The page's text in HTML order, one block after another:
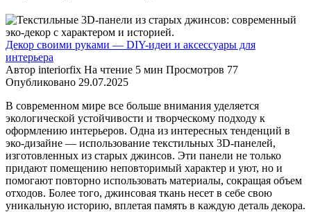
Декор своими руками — DIY-идеи и аксессуары для
интерьера
Автор interiorfix На чтение 5 мин Просмотров 77
Опубликовано 29.07.2025
В современном мире все больше внимания уделяется
экологической устойчивости и творческому подходу к
оформлению интерьеров. Одна из интересных тенденций в
эко-дизайне — использование текстильных 3D-панелей,
изготовленных из старых джинсов. Эти панели не только
придают помещению неповторимый характер и уют, но и
помогают повторно использовать материалы, сокращая объем
отходов. Более того, джинсовая ткань несет в себе свою
уникальную историю, вплетая память в каждую деталь декора.